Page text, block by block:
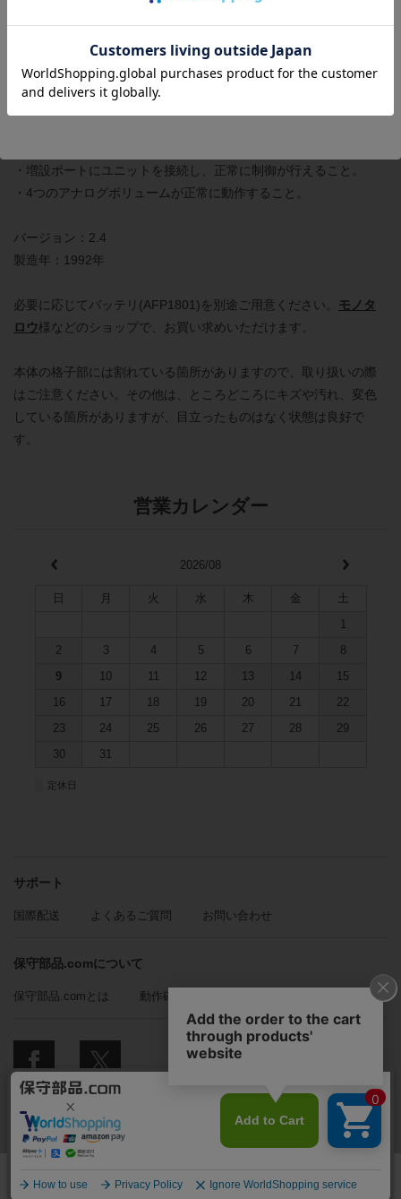
・全ての入力端子に信号を入力し、それぞれの信号をCPUが正常
に認識すること。
・全ての出力端子に負荷(リレー)を接続し、それぞれの出力回路が
・増設ポートにユニットを接続し、正常に制御が行えること。
・4つのアナログボリュームが正常に動作すること。
バージョン：2.4
製造年：1992年
必要に応じてバッテリ(AFP1801)を別途ご用意ください。 モノタ
ロウ様などのショップで、お買い求めいただけます。
本体の格子部には割れている箇所がありますので、取り扱いの際
はご注意ください。その他は、ところどころにキズや汚れ、変色
している箇所がありますが、目立ったものはなく状態は良好で
す。
営業カレンダー
2026/08
日 月 火 水 木 金
1
2
3 4 5 6 7
8
9
10 11 12 13 14
15
16
17 18 19 20 21
22
23
24 25 26 27 28
29
30
31
定休日
サポート
国際配送 よくあるご質問 お問い合わせ
保守部品.comについて
保守部品.comとは 動作確認方法の紹介
© 2018 保守部品.com All Rights Reserved.